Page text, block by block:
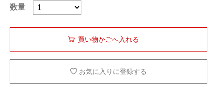
数量
お気に入りに登録する